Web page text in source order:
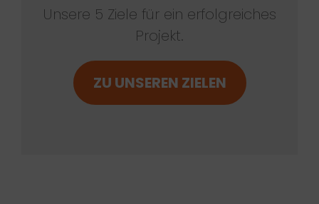
Unsere 5 Ziele für ein erfolgreiches
Projekt.
ZU UNSEREN ZIELEN